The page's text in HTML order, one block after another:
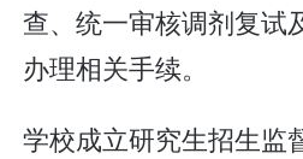
查、统一审核调剂复试
办理相关手续。
学校成立研究生招生监